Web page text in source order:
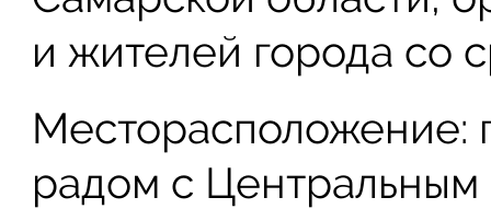
и жителей города со
Месторасположение:
радом с